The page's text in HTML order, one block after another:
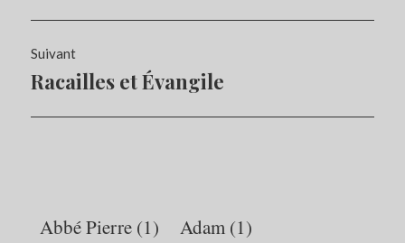
Suivant
Article
Racailles et Évangile
Abbé Pierre (1) Adam (1)